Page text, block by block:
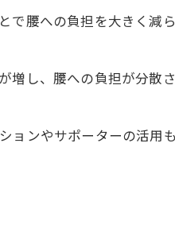
で腰への負担を大きく減
増し、腰への負担が分散
ョンやサポーターの活用